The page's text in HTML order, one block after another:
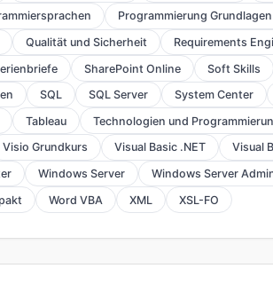
Programmierung Grundlagen
Qualität und Sicherheit Requirements
SharePoint Online Soft Skills
SQL SQL Server System Center
Tableau Technologien und
Visio Grundkurs Visual Basic .NET Visual
Windows Server Windows Server
Word VBA XML XSL-FO